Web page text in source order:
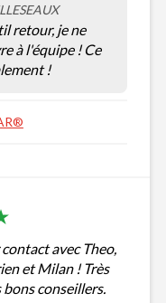
retour, je ne
à l'équipe ! Ce
!
avec Theo,
et Milan ! Très
conseillers.